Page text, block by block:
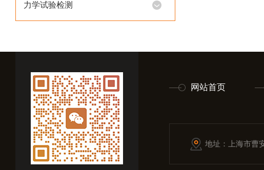
力学试验检测
网站首页
地址：上海市曹